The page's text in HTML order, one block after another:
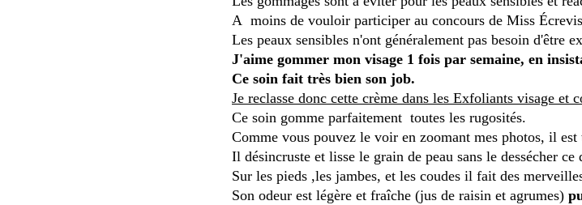
A moins de vouloir participer au concours de Miss
Les peaux sensibles n'ont généralement pas besoin d'être
J'aime gommer mon visage 1 fois par semaine, en
Ce soin fait très bien son job.
Je reclasse donc cette crème dans les Exfoliants visage et
Ce soin gomme parfaitement toutes les rugosités.
Comme vous pouvez le voir en zoomant mes photos, il
Il désincruste et lisse le grain de peau sans le dessécher
Sur les pieds ,les jambes, et les coudes il fait des
Son odeur est légère et fraîche (jus de raisin et agrumes)